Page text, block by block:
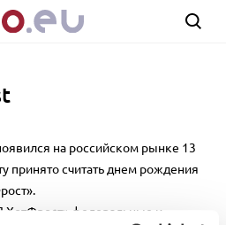
на российском рынке 13
принято считать днем рождения
федеральные и